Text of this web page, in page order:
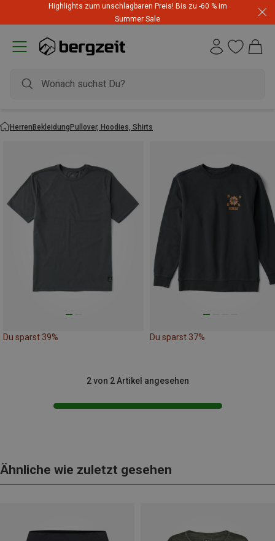
Highlights zum unschlagbaren Preis! Bis zu -60 % im
Summer Sale
HerrenBekleidungPullover, Hoodies, Shirts
Du sparst 39% Du sparst 37%
2 von 2 Artikel angesehen
Ähnliche wie zuletzt gesehen